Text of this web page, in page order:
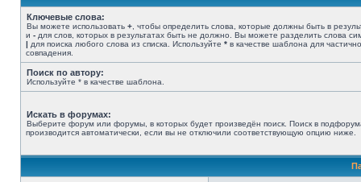
Ключевые слова:
Вы можете использовать + , чтобы определить слова, которые должны быть в
и - для слов, которых в результатах быть не должно. Вы можете разделить слова
| для поиска любого слова из списка. Используйте * в качестве шаблона для
совпадения.
Поиск по автору:
Используйте * в качестве шаблона.
Искать в форумах:
Выберите форум или форумы, в которых будет произведён поиск. Поиск в
производится автоматически, если вы не отключили соответствующую опцию ниже.